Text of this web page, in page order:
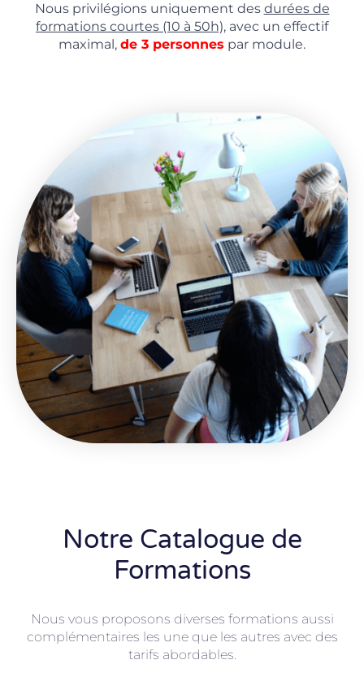
Nous privilégions uniquement des durées de
formations courtes (10 à 50h), avec un effectif
maximal, de 3 personnes par module.
Notre Catalogue de
Formations
Nous vous proposons diverses formations aussi
complémentaires les une que les autres avec des
tarifs abordables.